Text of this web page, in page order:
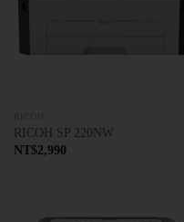
RICOH SP 220NW
NT$2,990